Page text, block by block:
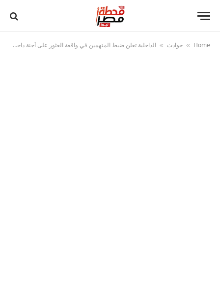
Home
» حوادث » الداخلية تعلن ضبط المتهمين في واقعة العثور على أجنة داخل أحد المصارف بالمنيا